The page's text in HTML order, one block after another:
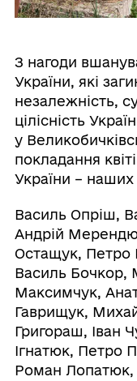
З нагоди
України, які
незалежність,
цілісність
у
покладання
України – наших
Василь Опріш,
Андрій
Остащук, Петро
Василь Бочкор,
Максимчук,
Гаврищук,
Григораш, Іван
Ігнатюк, Петро
Роман Лопатюк,